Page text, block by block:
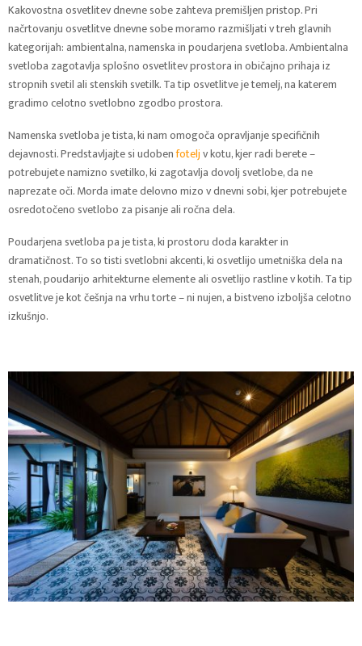
Kakovostna osvetlitev dnevne sobe zahteva premišljen pristop. Pri
načrtovanju osvetlitve dnevne sobe moramo razmišljati v treh glavnih
kategorijah: ambientalna, namenska in poudarjena svetloba. Ambientalna
svetloba zagotavlja splošno osvetlitev prostora in običajno prihaja iz
stropnih svetil ali stenskih svetilk. Ta tip osvetlitve je temelj, na katerem
gradimo celotno svetlobno zgodbo prostora.
Namenska svetloba je tista, ki nam omogoča opravljanje specifičnih
dejavnosti. Predstavljajte si udobenfoteljv kotu, kjer radi berete –
potrebujete namizno svetilko, ki zagotavlja dovolj svetlobe, da ne
naprezate oči. Morda imate delovno mizo v dnevni sobi, kjer potrebujete
osredotočeno svetlobo za pisanje ali ročna dela.
Poudarjena svetloba pa je tista, ki prostoru doda karakter in
dramatičnost. To so tisti svetlobni akcenti, ki osvetlijo umetniška dela na
stenah, poudarijo arhitekturne elemente ali osvetlijo rastline v kotih. Ta tip
osvetlitve je kot češnja na vrhu torte – ni nujen, a bistveno izboljša celotno
izkušnjo.